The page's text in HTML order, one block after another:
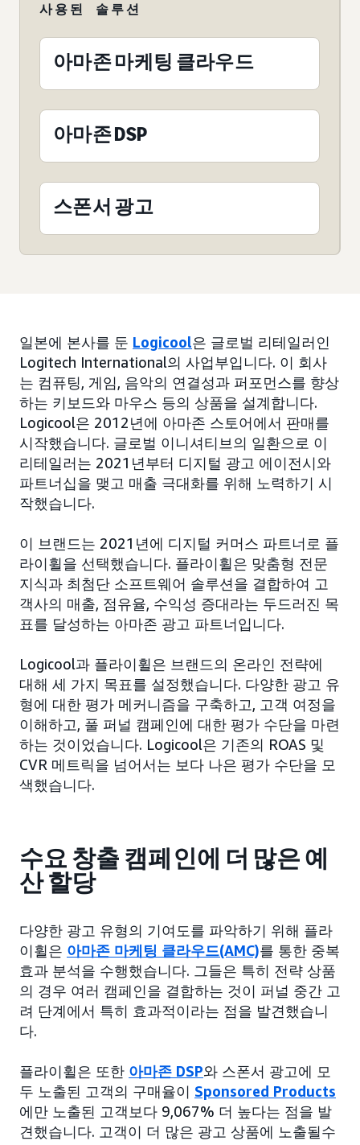
사용된 솔루션
아마존 마케팅 클라우드
아마존 DSP
스폰서 광고
일본에 본사를 둔 Logicool은 글로벌 리테일러인
Logitech International의 사업부입니다. 이 회사
는 컴퓨팅, 게임, 음악의 연결성과 퍼포먼스를 향상
하는 키보드와 마우스 등의 상품을 설계합니다.
Logicool은 2012년에 아마존 스토어에서 판매를
시작했습니다. 글로벌 이니셔티브의 일환으로 이
리테일러는 2021년부터 디지털 광고 에이전시와
파트너십을 맺고 매출 극대화를 위해 노력하기 시
작했습니다.
이 브랜드는 2021년에 디지털 커머스 파트너로 플
라이휠을 선택했습니다. 플라이휠은 맞춤형 전문
지식과 최첨단 소프트웨어 솔루션을 결합하여 고
객사의 매출, 점유율, 수익성 증대라는 두드러진 목
표를 달성하는 아마존 광고 파트너입니다.
Logicool과 플라이휠은 브랜드의 온라인 전략에
대해 세 가지 목표를 설정했습니다. 다양한 광고 유
형에 대한 평가 메커니즘을 구축하고, 고객 여정을
이해하고, 풀 퍼널 캠페인에 대한 평가 수단을 마련
하는 것이었습니다. Logicool은 기존의 ROAS 및
CVR 메트릭을 넘어서는 보다 나은 평가 수단을 모
색했습니다.
수요 창출 캠페인에 더 많은 예
산 할당
다양한 광고 유형의 기여도를 파악하기 위해 플라
이휠은 아마존 마케팅 클라우드(AMC)를 통한 중복
효과 분석을 수행했습니다. 그들은 특히 전략 상품
의 경우 여러 캠페인을 결합하는 것이 퍼널 중간 고
려 단계에서 특히 효과적이라는 점을 발견했습니
다.
플라이휠은 또한 아마존 DSP와 스폰서 광고에 모
두 노출된 고객의 구매율이 Sponsored Products
에만 노출된 고객보다 9,067% 더 높다는 점을 발
견했습니다. 고객이 더 많은 광고 상품에 노출될수